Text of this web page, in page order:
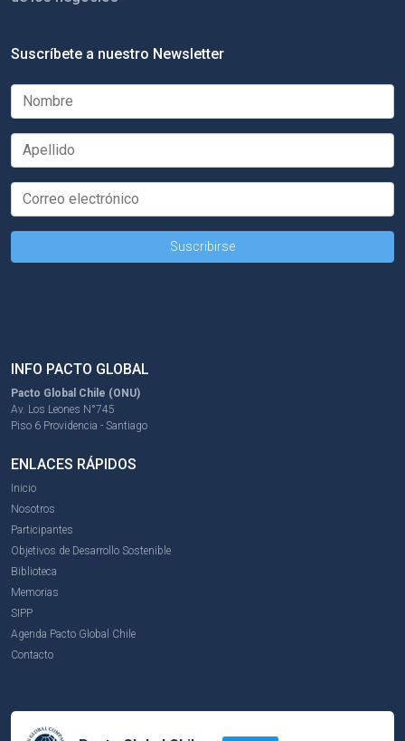
Suscríbete a nuestro Newsletter
INFO PACTO GLOBAL
Pacto Global Chile (ONU)
Av. Los Leones N°745
Piso 6 Providencia - Santiago
ENLACES RÁPIDOS
Inicio
Nosotros
Participantes
Objetivos de Desarrollo Sostenible
Biblioteca
Memorias
SIPP
Agenda Pacto Global Chile
Contacto